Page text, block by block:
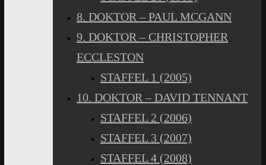
8. DOKTOR – PAUL MCGANN
9. DOKTOR – CHRISTOPHER
ECCLESTON
STAFFEL 1 (2005)
10. DOKTOR – DAVID TENNANT
STAFFEL 2 (2006)
STAFFEL 3 (2007)
STAFFEL 4 (2008)